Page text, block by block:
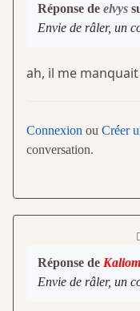
Réponse de elvys
Envie de râler, un
ah, il me
Connexion ou Créer
conversation.
Réponse de
Envie de râler, un